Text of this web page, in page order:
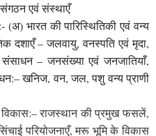
संगठन एवं संस्थाएँ
भारत की पारिस्थितिकी एवं वन्य
दशाएँ – जलवायु, वनस्पति एवं मृदा,
संसाधन – जनसंख्या एवं जनजातियाँ,
खनिज, वन, जल, पशु वन्य प्राणी
राजस्थान की प्रमुख फसलें,
परियोजनाएँ, मरू भूमि के विकास